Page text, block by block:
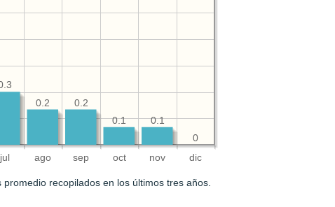
jul ago sep oct nov dic
0
0.1
0.1
0.2
0.2
recopilados en los últimos tres años.